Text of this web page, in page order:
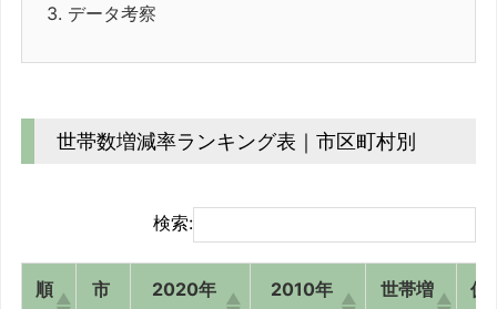
3. データ考察
世帯数増減率ランキング表｜市区町村別
検索:
順
市
2020年
2010年
世帯増
偏